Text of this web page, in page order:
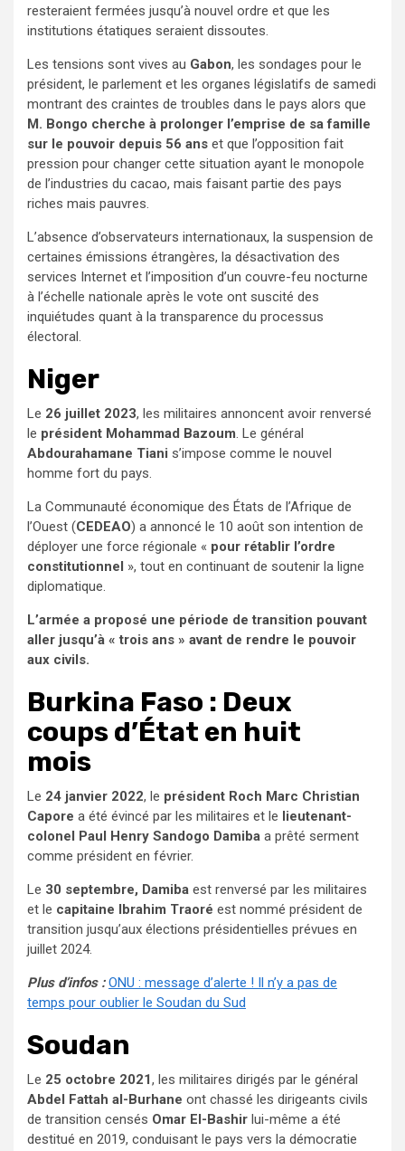
resteraient fermées jusqu’à nouvel ordre et que les
institutions étatiques seraient dissoutes.
Les tensions sont vives au Gabon, les sondages pour le
président, le parlement et les organes législatifs de samedi
montrant des craintes de troubles dans le pays alors que
M. Bongo cherche à prolonger l’emprise de sa famille
sur le pouvoir depuis 56 ans et que l’opposition fait
pression pour changer cette situation ayant le monopole
de l’industries du cacao, mais faisant partie des pays
riches mais pauvres.
L’absence d’observateurs internationaux, la suspension de
certaines émissions étrangères, la désactivation des
services Internet et l’imposition d’un couvre-feu nocturne
à l’échelle nationale après le vote ont suscité des
inquiétudes quant à la transparence du processus
électoral.
Niger
Le 26 juillet 2023, les militaires annoncent avoir renversé
le président Mohammad Bazoum. Le général
Abdourahamane Tiani s’impose comme le nouvel
homme fort du pays.
La Communauté économique des États de l’Afrique de
l’Ouest (CEDEAO) a annoncé le 10 août son intention de
déployer une force régionale « pour rétablir l’ordre
constitutionnel », tout en continuant de soutenir la ligne
diplomatique.
L’armée a proposé une période de transition pouvant
aller jusqu’à « trois ans » avant de rendre le pouvoir
aux civils.
Burkina Faso : Deux
coups d’État en huit
mois
Le 24 janvier 2022, le président Roch Marc Christian
Capore a été évincé par les militaires et le lieutenant-
colonel Paul Henry Sandogo Damiba a prêté serment
comme président en février.
Le 30 septembre, Damiba est renversé par les militaires
et le capitaine Ibrahim Traoré est nommé président de
transition jusqu’aux élections présidentielles prévues en
juillet 2024.
Plus d’infos : ONU : message d’alerte ! Il n’y a pas de
temps pour oublier le Soudan du Sud
Soudan
Le 25 octobre 2021, les militaires dirigés par le général
Abdel Fattah al-Burhane ont chassé les dirigeants civils
de transition censés Omar El-Bashir lui-même a été
destitué en 2019, conduisant le pays vers la démocratie